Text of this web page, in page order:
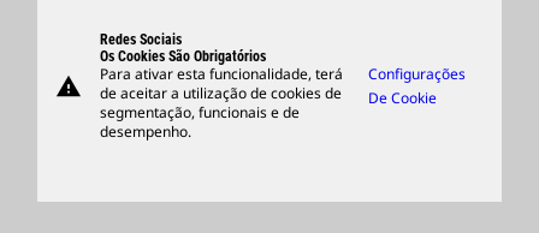
Suporte
Merchandise
Encontrar Um Revendedor
warning
Redes Sociais
Os Cookies São Obrigatórios
Para ativar esta funcionalidade, terá
de aceitar a utilização de cookies de
segmentação, funcionais e de
desempenho.
Configurações
De Cookie